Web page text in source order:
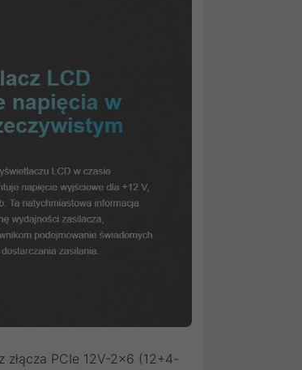
złącza PCIe 12V-2x6 (12+4-